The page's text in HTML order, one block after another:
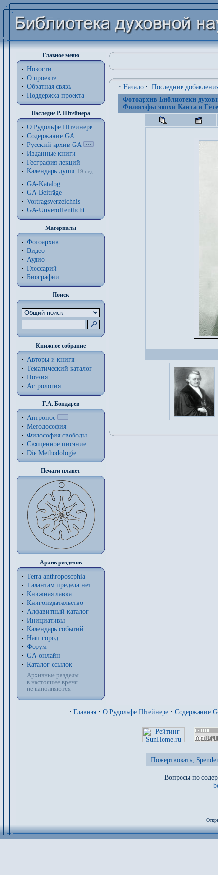
Главное меню
Новости
О проекте
Обратная связь
Поддержка проекта
Наследие Р. Штейнера
О Рудольфе Штейнере
Содержание GA
Русский архив GA
Изданные книги
География лекций
Календарь души
19 нед.
GA-Katalog
GA-Beiträge
Vortragsverzeichnis
GA-Unveröffentlicht
Материалы
Фотоархив
Видео
Аудио
Глоссарий
Биографии
Поиск
Книжное собрание
Авторы и книги
Тематический каталог
Поэзия
Астрология
Г.А. Бондарев
Антропос
Методософия
Философия cвободы
Священное писание
Die Methodologie...
Печати планет
Архив разделов
Terra anthroposophia
Талантам предела нет
Книжная лавка
Книгоиздательство
Алфавитный каталог
Инициативы
Календарь событий
Наш город
Форум
GA-онлайн
Каталог ссылок
Архивные разделы
в настоящее время
не наполняются
· Начало · Последние
Фотоархив Библиотеки
Философы эпохи Канта и Гёте
· Главная · О Рудольфе Штейнере · Содержание
Пожертвовать,
Вопросы по